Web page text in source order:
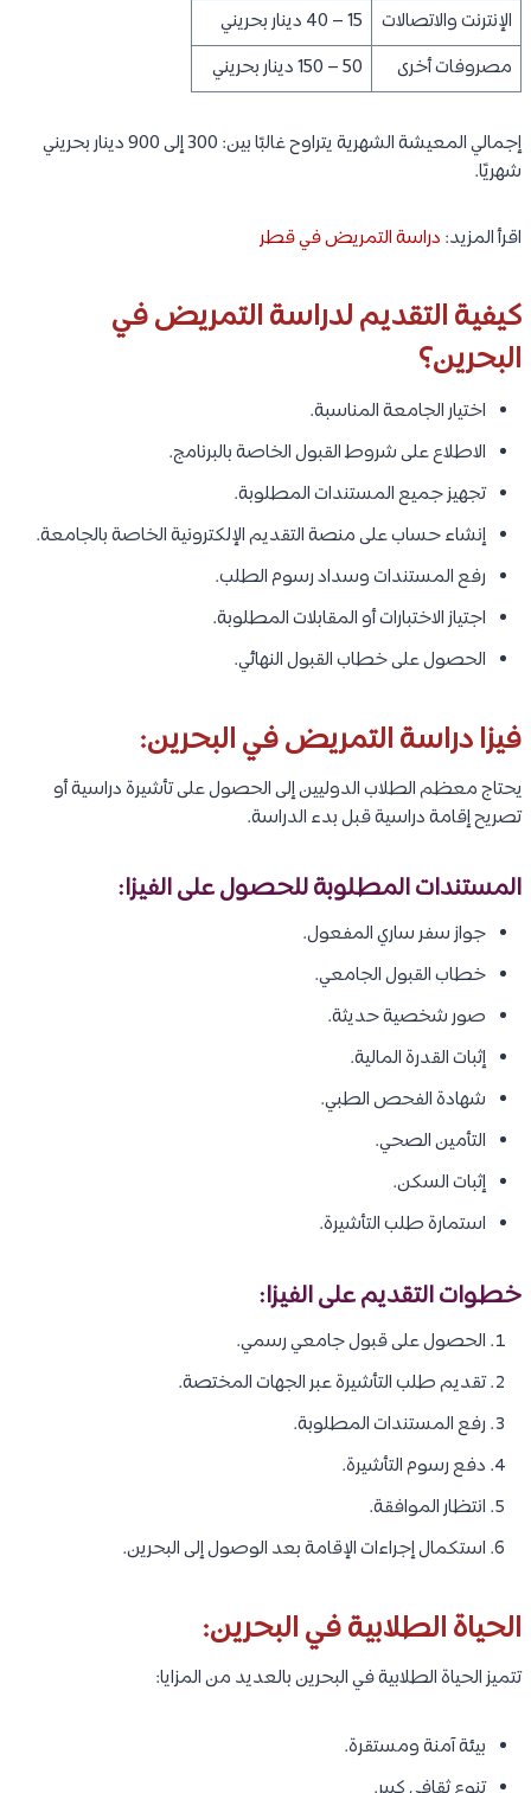
تمريض الأورام.
تمريض الصحة النفسية.
تمريض المسنين.
تشمل الشروط العامة للقبول:
الجامعات.
تحقيق المعدل المطلوب للبرنامج.
إجادة اللغة الإنجليزية.
اجتياز المقابلة الشخصية إن وجدت.
اجتياز الفحص الطبي.
استكمال جميع الوثائق المطلوبة.
المستندات المطلوبة أثناء التقديم:
غالبًا ما تطلب الجامعات:
جواز سفر ساري المفعول.
صور شخصية حديثة.
شهادة إجادة اللغة الإنجليزية (
السيرة الذاتية.
خطاب الدافع.
شهادة الميلاد.
استمارة التقديم.
أي وثائق إضافية تطلبها الجامعة.
تكلفة دراسة التمريض في البحرين:
تختلف الرسوم الدراسية حسب الجامعة.
جامعة البحرين:
الطلاب البحرينيين: 8 دينار بحريني لكل ساعة
الطلاب الدوليين: 80 دينار بحريني لكل ساعة.
جامعة الخليج العربي:
4,000 دينار بحريني سنويًا.
تمكين: